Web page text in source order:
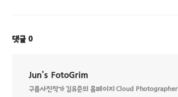
댓글 0
Jun's FotoGrim
구름사진작가 김유준의 홈페이지 Cloud Photographer